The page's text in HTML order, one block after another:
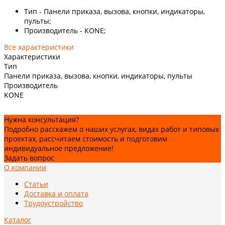
Тип - Панели приказа, вызова, кнопки, индикаторы,
пульты;
Производитель - KONE;
Все характеристики
Характеристики
Тип
Панели приказа, вызова, кнопки, индикаторы, пульты
Производитель
KONE
Нужна консультация?
Подробно расскажем о наших услугах, видах работ и типовых
проектах, рассчитаем стоимость и подготовим
индивидуальное предложение!
Задать вопрос
О компании
Статьи
Доставка и оплата
Трудоустройство
Каталог